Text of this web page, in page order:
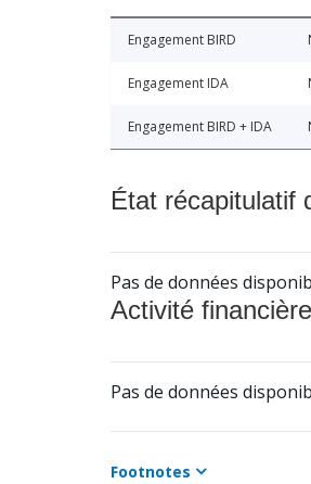
Engagement BIRD
Engagement IDA
Engagement BIRD + IDA
État récapitulatif
Pas de données
Activité
Pas de données
Footnotes